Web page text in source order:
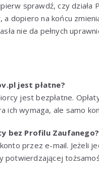
sprawdź, czy
dopiero na końcu
nie da pełnych
jest płatne?
jest bezpłatne.
ich wymaga, ale samo
bez Profilu Zaufanego?
przez e-mail. Jeżeli